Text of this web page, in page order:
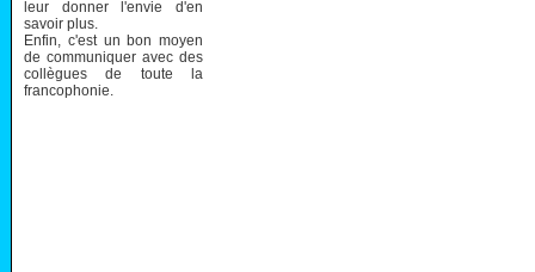
leur donner l'envie d'en
savoir plus.
Enfin, c'est un bon moyen
de communiquer avec des
collègues de toute la
francophonie.